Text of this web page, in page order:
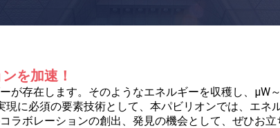
を加速！
が存在します。そのようなエネルギーを収穫し、μW
に必須の要素技術として、本パビリオンでは、エ
ボレーションの創出、発見の機会として、ぜひお立